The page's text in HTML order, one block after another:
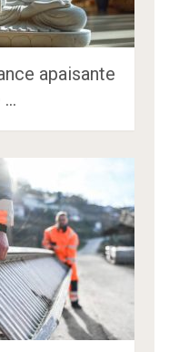
apaisante
…